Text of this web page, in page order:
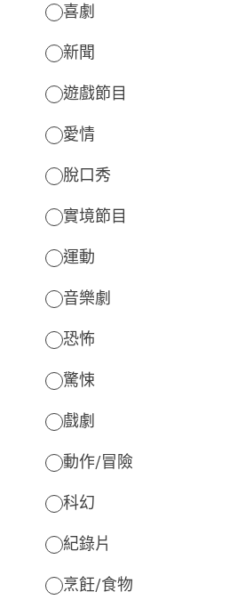
喜劇
新聞
遊戲節目
愛情
脫口秀
實境節目
運動
音樂劇
恐怖
驚悚
戲劇
動作/冒險
科幻
紀錄片
烹飪/食物